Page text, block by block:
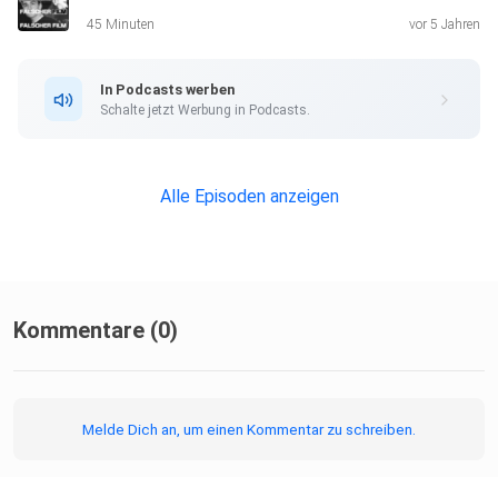
45 Minuten vor 5 Jahren
In Podcasts werben
Schalte jetzt Werbung in Podcasts.
Alle Episoden anzeigen
Kommentare (0)
Melde Dich an, um einen Kommentar zu schreiben.